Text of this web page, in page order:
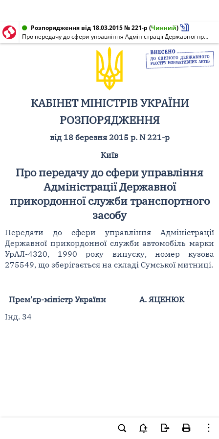
Розпорядження від 18.03.2015 № 221-р (Чинний)
Про передачу до сфери управління Адміністрації Державної прикордонної служби транспортного засобу